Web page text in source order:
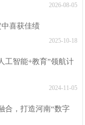
2026-08-05
喜获佳绩
2025-10-18
工智能+教育”领航计
2024-11-05
合，打造河南“数字